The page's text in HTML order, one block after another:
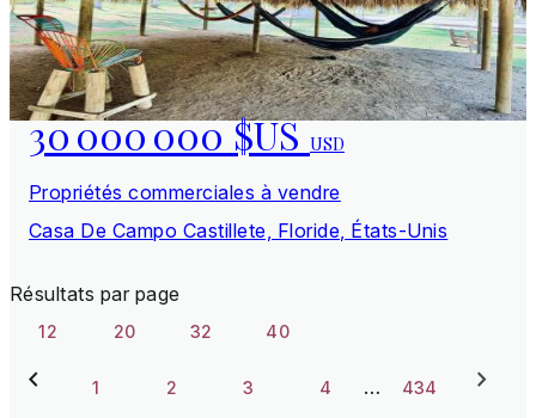
30 000 000 $USUSD
Propriétés commerciales à vendre
Casa De Campo Castillete, Floride, États-Unis
Résultats par page
12 20 32 40
1 2 3 4 … 434